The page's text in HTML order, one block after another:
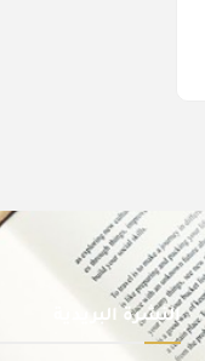
النشرة البريدية